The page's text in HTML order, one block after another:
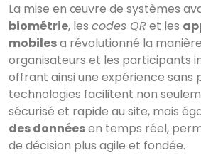
La mise en œuvre de systèmes
biométrie, les codes QRet les
mobilesa révolutionné la
organisateurs et les participants
offrant ainsi une expérience sans
technologies facilitent non
sécurisé et rapide au site, mais
des donnéesen temps réel,
de décision plus agile et fondée.